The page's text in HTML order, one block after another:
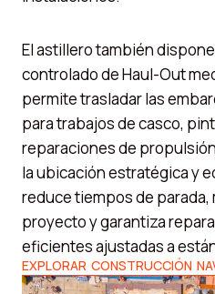
El astillero también
controlado de Haul-Out
permite trasladar las
para trabajos de casco,
reparaciones de
la ubicación estratégica y
reduce tiempos de parada,
proyecto y garantiza
eficientes ajustadas a
EXPLORAR CONSTRUCCIÓN